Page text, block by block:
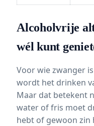
Alcoholvrije
wél kunt
Voor wie zwanger
wordt het drinken
Maar dat betekent
water of fris moet
hebt of gewoon zin